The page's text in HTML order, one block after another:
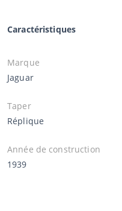
Caractéristiques
Marque
Jaguar
Taper
Réplique
Année de construction
1939